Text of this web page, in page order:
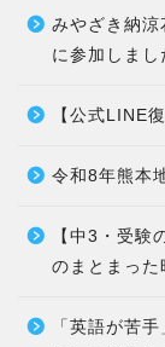
みやざき納涼
に参加しまし
【公式LINE
令和8年熊本
【中3・受験
のまとまった
「英語が苦